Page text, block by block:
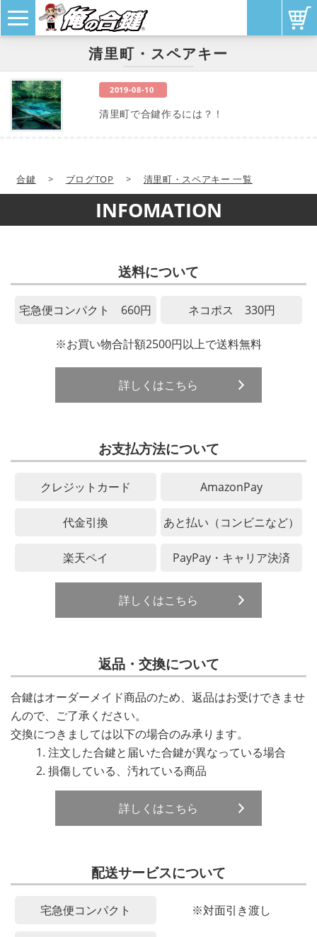
清里町・スペアキー
2019-08-10
清里町で合鍵作るには？！
合鍵 > ブログTOP > 清里町・スペアキー 一覧
INFOMATION
送料について
宅急便コンパクト 660円 ネコポス 330円
※お買い物合計額2500円以上で送料無料
詳しくはこちら
お支払方法について
クレジットカード AmazonPay
代金引換 あと払い（コンビニなど）
楽天ペイ PayPay・キャリア決済
詳しくはこちら
返品・交換について
合鍵はオーダーメイド商品のため、返品はお受けできませ
んので、ご了承ください。
交換につきましては以下の場合のみ承ります。
注文した合鍵と届いた合鍵が異なっている場合
損傷している、汚れている商品
詳しくはこちら
配送サービスについて
宅急便コンパクト ※対面引き渡し